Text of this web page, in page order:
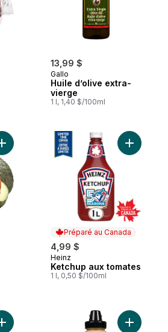
13,99 $
Gallo
Huile d’olive extra-
vierge
1 l, 1,40 $/100ml
Ajouter Avocats au panier
Préparé au Canada
4,99 $
Préparé au Canada
Heinz
Ketchup aux tomates
1 l, 0,50 $/100ml
Ajouter
Ajouter Salade de chou au panierAjouter